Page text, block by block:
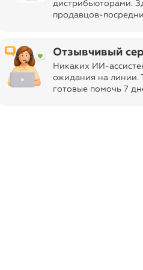
дистрибьюторами.
продавцов-
Отзывчивый
Никаких ИИ-
ожидания на линии.
готовые помочь 7
яркий и узнаваемый,
стиль Pelican в
14 лет.
до 15:59
из Москвы.
Pelican